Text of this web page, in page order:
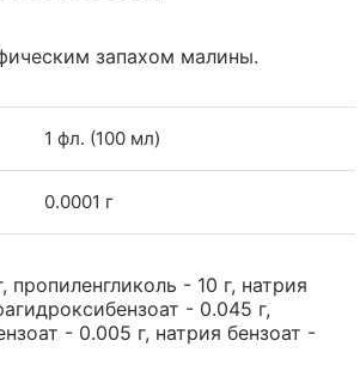
запахом малины.
1 фл. (100 мл)
0.0001 г
- 10 г, натрия
- 0.045 г,
- 0.005 г, натрия бензоат -